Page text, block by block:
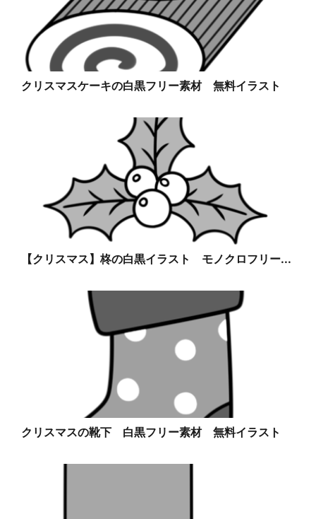
クリスマスケーキの白黒フリー素材 無料イラスト
【クリスマス】柊の白黒イラスト モノクロフリー...
クリスマスの靴下 白黒フリー素材 無料イラスト